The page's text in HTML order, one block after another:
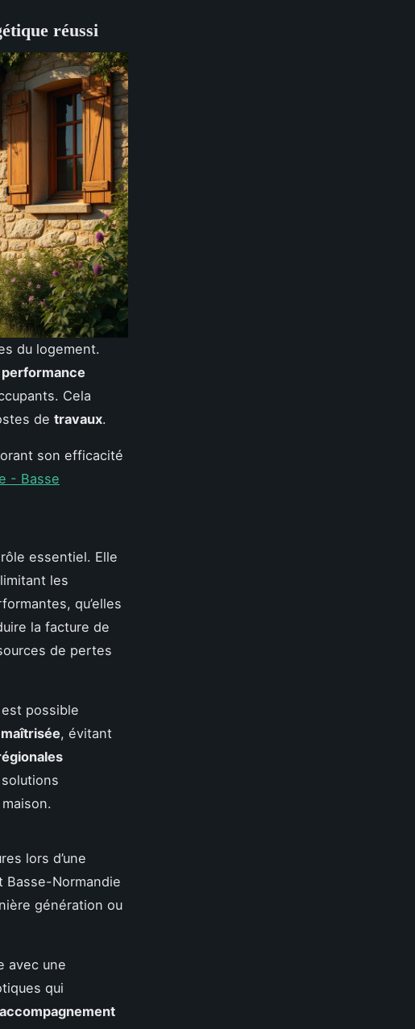
réussi
du logement.
performance
Cela
de travaux.
son efficacité
- Basse
essentiel. Elle
les
qu’elles
la facture de
de pertes
possible
, évitant
lors d’une
Basse-Normandie
génération ou
avec une
qui
accompagnement